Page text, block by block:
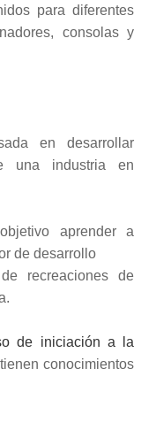
para diferentes
consolas y
en desarrollar
una industria en
aprender a
de desarrollo
recreaciones de
de iniciación a la
conocimientos